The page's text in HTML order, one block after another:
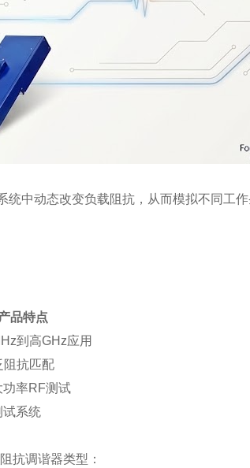
中动态改变负载阻抗，从而模拟不同工作
品特点
到高GHz应用
抗匹配
率RF测试
系统
调谐器类型：